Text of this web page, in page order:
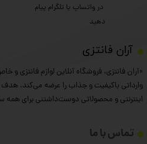
​آران فانتزی
«آران فانتزی، فروشگاه آنلاین لوازم
وارداتی باکیفیت و جذاب را عرضه می‌کند. هدف
اینترنتی و محصولاتی دوست‌داشتنی برای
تماس با ما
​​​​​​​ در واتساپ یا تلگرام پیام
دهید